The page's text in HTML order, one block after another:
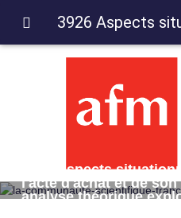
3926 Aspects
l'acte d'achat et de
analyse théorique